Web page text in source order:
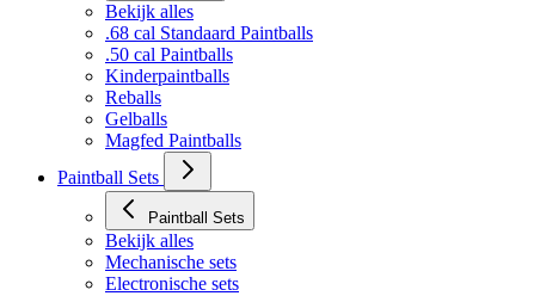
Bekijk alles
.68 cal Standaard Paintballs
.50 cal Paintballs
Kinderpaintballs
Reballs
Gelballs
Magfed Paintballs
Paintball Sets
Paintball Sets
Bekijk alles
Mechanische sets
Electronische sets